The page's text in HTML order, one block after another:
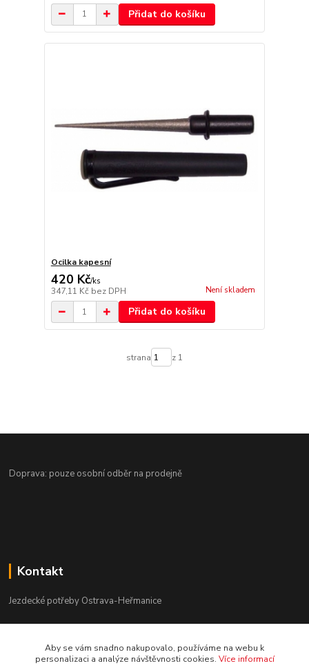
Přidat do košíku
Ocilka kapesní
420 Kč/ks
347,11 Kč bez DPH Není skladem
Přidat do košíku
strana z 1
Doprava: pouze osobní odběr na prodejně
Kontakt
Jezdecké potřeby Ostrava-Heřmanice
Po-Pá 9:30 - 17:30
Aby se vám snadno nakupovalo, používáme na webu k
personalizaci a analýze návštěvnosti cookies. Více informací